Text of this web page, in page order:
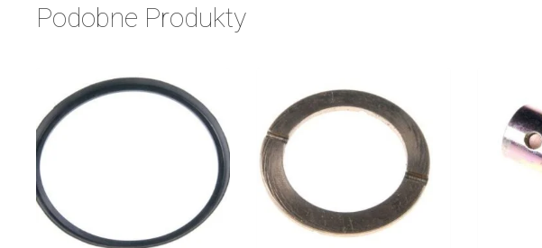
Podobne Produkty